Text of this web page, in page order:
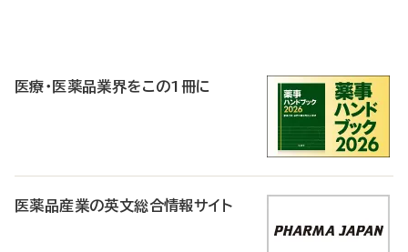
医療・医薬品業界をこの1冊に
医薬品産業の英文総合情報サイト